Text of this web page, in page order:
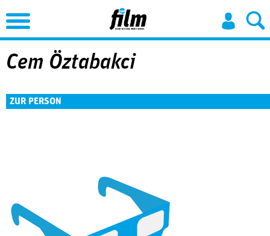
Jump to Navigation
Cem Öztabakci
ZUR PERSON